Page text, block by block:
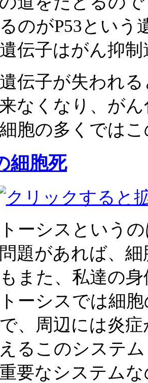
のがP53という
伝子はがん抑
伝子が失われ
なくなり、が
胞の多くでは
細胞死
ーシスという
題があれば、
また、私達の
ーシスでは細
、周辺には炎
るこのシステ
要なシステム